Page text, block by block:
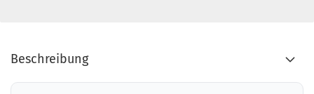
Beschreibung